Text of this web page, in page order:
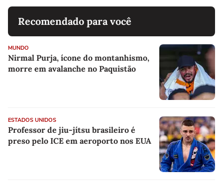
Recomendado para você
MUNDO
Nirmal Purja, ícone do montanhismo,
morre em avalanche no Paquistão
ESTADOS UNIDOS
Professor de jiu-jítsu brasileiro é
preso pelo ICE em aeroporto nos EUA